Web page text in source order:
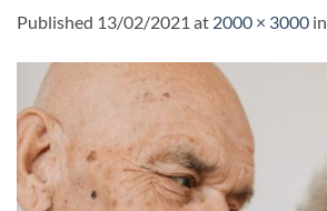
Published 13/02/2021 at 2000 × 3000 in